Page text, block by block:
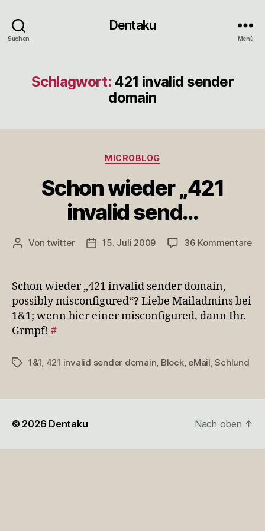
Suchen
Dentaku
Menü
Schlagwort: 421 invalid sender
domain
Kategorien
MICROBLOG
Schon wieder „421
invalid send…
Beitragsautor
Vontwitter Veröffentlichungsdatum
15. Juli 2009 36 Kommentarezu
Schon wieder „421 invalid sender domain,
possibly misconfigured“? Liebe Mailadmins bei
1&1; wenn hier einer misconfigured, dann Ihr.
Grmpf! #
Schlagwörter
1&1 421 invalid sender domain Block, eMail ,Schlund
© 2026 Dentaku Nach oben ↑